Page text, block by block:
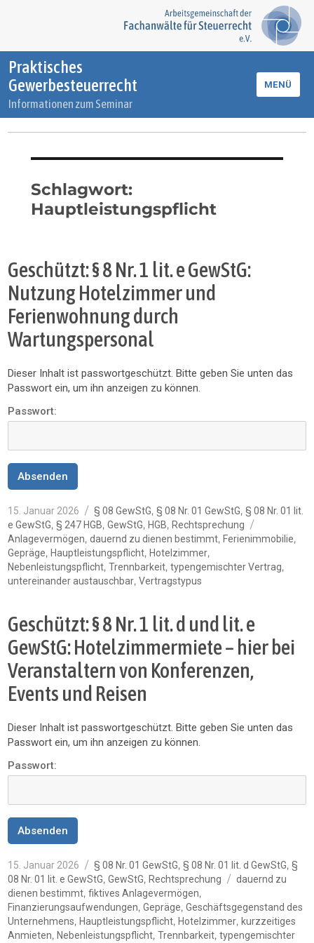
Praktisches
Gewerbesteuerrecht
Informationen zum Seminar
MENÜ
Schlagwort:
Hauptleistungspflicht
Geschützt: § 8 Nr. 1 lit. e GewStG:
Nutzung Hotelzimmer und
Ferienwohnung durch
Wartungspersonal
Dieser Inhalt ist passwortgeschützt. Bitte geben Sie unten das
Passwort ein, um ihn anzeigen zu können.
Passwort:
Veröffentlicht
am
15. Januar 2026 Kategorien
§ 08 GewStG,§ 08 Nr. 01 GewStG,§ 08 Nr. 01 lit.
e GewStG,§ 247 HGB,GewStG,HGB,Rechtsprechung
Anlagevermögen,dauernd zu dienen bestimmt,Ferienimmobilie,
Gepräge,Hauptleistungspflicht,Hotelzimmer,
Nebenleistungspflicht,Trennbarkeit,typengemischter Vertrag,
untereinander austauschbar,Vertragstypus
Geschützt: § 8 Nr. 1 lit. d und lit. e
GewStG: Hotelzimmermiete – hier bei
Veranstaltern von Konferenzen,
Events und Reisen
Dieser Inhalt ist passwortgeschützt. Bitte geben Sie unten das
Passwort ein, um ihn anzeigen zu können.
Passwort:
Veröffentlicht
am
15. Januar 2026 Kategorien
§ 08 Nr. 01 GewStG,§ 08 Nr. 01 lit. d GewStG,§
08 Nr. 01 lit. e GewStG,GewStG,Rechtsprechung Schlagwörter
dauernd zu
dienen bestimmt,fiktives Anlagevermögen,
Finanzierungsaufwendungen,Gepräge,Geschäftsgegenstand des
Unternehmens,Hauptleistungspflicht,Hotelzimmer,kurzzeitiges
Anmieten,Nebenleistungspflicht,Trennbarkeit,typengemischter